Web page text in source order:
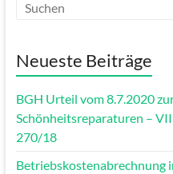
Neueste Beiträge
BGH Urteil vom 8.7.2020
Schönheitsreparaturen –
270/18
Betriebskostenabrechnung